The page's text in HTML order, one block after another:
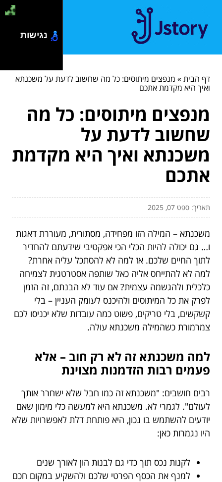
דף הבית» מנפצים מיתוסים: כל מה שחשוב לדעת על משכנתא
ואיך היא מקדמת אתכם
מנפצים מיתוסים: כל מה
שחשוב לדעת על
משכנתא ואיך היא מקדמת
אתכם
תאריך: ספט 07, 2025
משכנתא – המילה הזו מפחידה, מסתורית, מעוררת דאגות
ו… גם יכולה להיות הכלי הכי אפקטיבי שידעתם להחדיר
לתוך החיים שלכם. אז למה לא להסתכל עליה אחרת?
למה לא להתייחס אליה כאל שותפה אסטרטגית לצמיחה
כלכלית ולהגשמה עצמית? אם עוד לא הבנתם, זה הזמן
לפרק את כל המיתוסים ולהיכנס לעומק העניין – בלי
קשקשים, בלי טריקים, פשוט כמה עובדות שלא יכניסו לכם
צמרמורת כשהמילה משכנתא עולה.
למה משכנתא זה לא רק חוב – אלא
פעמים רבות הזדמנות מצוינת
רבים חושבים: "משכנתא זה כמו חבל שלא ישחרר אותך
לעולם". לגמרי לא. משכנתא היא למעשה כלי מימון שאם
יודעים להשתמש בו נכון, היא פותחת דלת לאפשרויות שלא
היו נגמרות כאן:
לקנות נכס תוך כדי גם לבנות הון לאורך שנים
למנף את הכסף הפרטי שלכם ולהשקיע במקום חכם
נגישות